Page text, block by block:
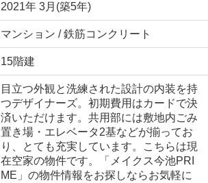
2021年 3月(築5年)
マンション / 鉄筋コンクリート
15階建
目立つ外観と洗練された設計の内装を持
つデザイナーズ。初期費用はカードで決
済いただけます。共用部には敷地内ごみ
置き場・エレベータ2基などが揃ってお
り、とても充実しています。こちらは現
在空家の物件です。「メイクス今池PRI
ME」の物件情報をお探しならお気軽に